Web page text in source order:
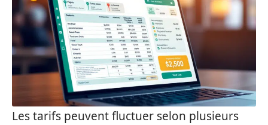
Les tarifs peuvent fluctuer selon plusieurs